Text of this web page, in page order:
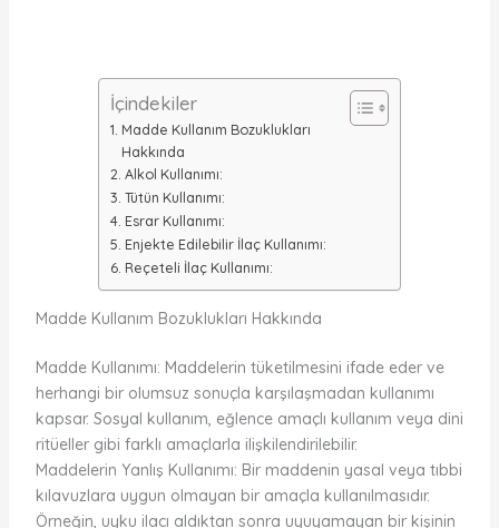
İçindekiler
Madde Kullanım Bozuklukları
Hakkında
Alkol Kullanımı:
Tütün Kullanımı:
Esrar Kullanımı:
Enjekte Edilebilir İlaç Kullanımı:
Reçeteli İlaç Kullanımı:
Madde Kullanım Bozuklukları Hakkında
Madde Kullanımı: Maddelerin tüketilmesini ifade eder ve
herhangi bir olumsuz sonuçla karşılaşmadan kullanımı
kapsar. Sosyal kullanım, eğlence amaçlı kullanım veya dini
ritüeller gibi farklı amaçlarla ilişkilendirilebilir.
Maddelerin Yanlış Kullanımı: Bir maddenin yasal veya tıbbi
kılavuzlara uygun olmayan bir amaçla kullanılmasıdır.
Örneğin, uyku ilacı aldıktan sonra uyuyamayan bir kişinin